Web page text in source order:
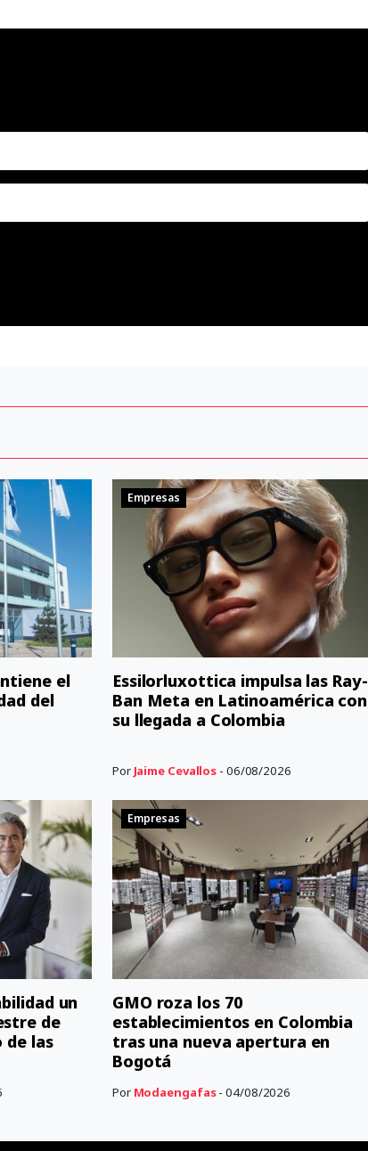
el
del
Empresas
Essilorluxottica impulsa las Ray-
Ban Meta en Latinoamérica con
su llegada a Colombia
Por Jaime Cevallos - 06/08/2026
un
de
de las
Empresas
GMO roza los 70
establecimientos en Colombia
tras una nueva apertura en
Bogotá
Por Modaengafas- 04/08/2026